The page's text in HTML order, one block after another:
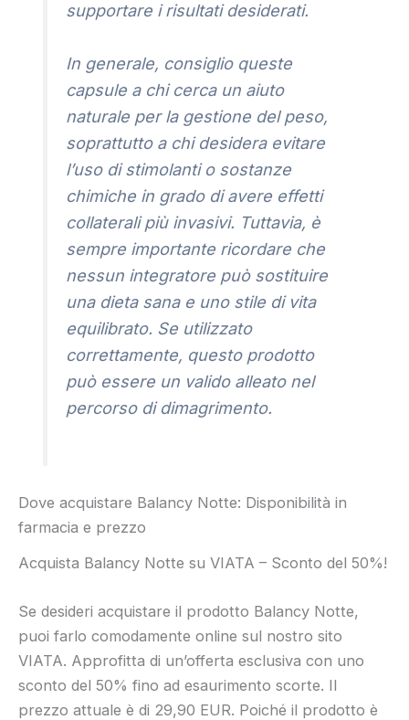
supportare i risultati desiderati.
In generale, consiglio queste
capsule a chi cerca un aiuto
naturale per la gestione del peso,
soprattutto a chi desidera evitare
l’uso di stimolanti o sostanze
chimiche in grado di avere effetti
collaterali più invasivi. Tuttavia, è
sempre importante ricordare che
nessun integratore può sostituire
una dieta sana e uno stile di vita
equilibrato. Se utilizzato
correttamente, questo prodotto
può essere un valido alleato nel
percorso di dimagrimento.
Dove acquistare Balancy Notte: Disponibilità in
farmacia e prezzo
Acquista Balancy Notte su VIATA – Sconto del 50%!
Se desideri acquistare il prodotto Balancy Notte,
puoi farlo comodamente online sul nostro sito
VIATA. Approfitta di un’offerta esclusiva con uno
sconto del 50% fino ad esaurimento scorte. Il
prezzo attuale è di 29,90 EUR. Poiché il prodotto è